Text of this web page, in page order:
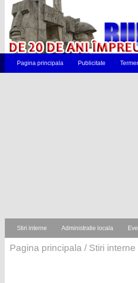
Pagina principala Publicitate
Stiri interne Administratie locala
Pagina principala / Stiri interne